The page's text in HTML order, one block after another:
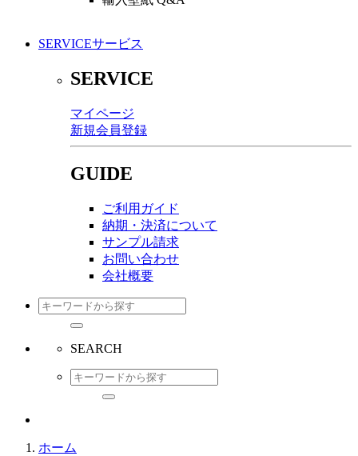
SERVICEサービス
SERVICE
マイページ
新規会員登録
GUIDE
ご利用ガイド
納期・決済について
サンプル請求
お問い合わせ
会社概要
SEARCH
ホーム